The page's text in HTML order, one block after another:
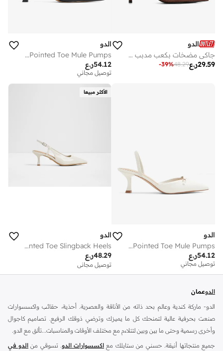
الدو
جاكي مضخات بكعب مدبب وحزام خلفي
ر.ع29.59
48.29
-39%
الدو
NAILAH Textured Pointed Toe Mule Pumps
ر.ع54.12
توصيل مجاني
الدو
NAILAH Textured Pointed Toe Mule Pumps
ر.ع54.12
توصيل مجاني
الأكثر مبيعا
الدو
ADAN Pointed Toe Slingback Heels
ر.ع48.29
توصيل مجاني
على وشك النفاد
توصيل مجاني
على وشك النفاد
الدوعمان
الدو- ماركة كندية وعالم بحد ذاته من الأناقة والعصرية. أحذية، حقائب واكسسوارات
صنعت بحرفية عالية لتمنحك كل ما يميزك وترضي ذوقك الرفيع. تصاميم كاجوال
وأخرى رسمية وحتى ما بين وبين لتتلاءم مع مختلف الأوقات والمناسبات...تألق مع الدو.
جميع منتجاتها أنيقة. حسني من ستايلك مع اكسسوارات الدو. تسوقي من الدو في